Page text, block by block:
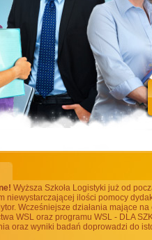
Wyższa Szkoła Logistyki już od
niewystarczającej ilości pomocy
Wcześniejsze działania mające
WSL oraz programu WSL - DLA
oraz wyniki badań doprowadzi do